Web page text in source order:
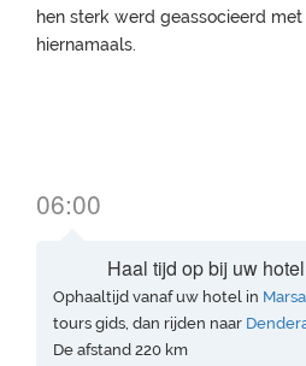
hen sterk werd geassocieerd
hiernamaals.
06:00
Haal tijd op bij uw
Ophaaltijd vanaf uw hotel in
tours gids, dan rijden naar
De afstand 220 km